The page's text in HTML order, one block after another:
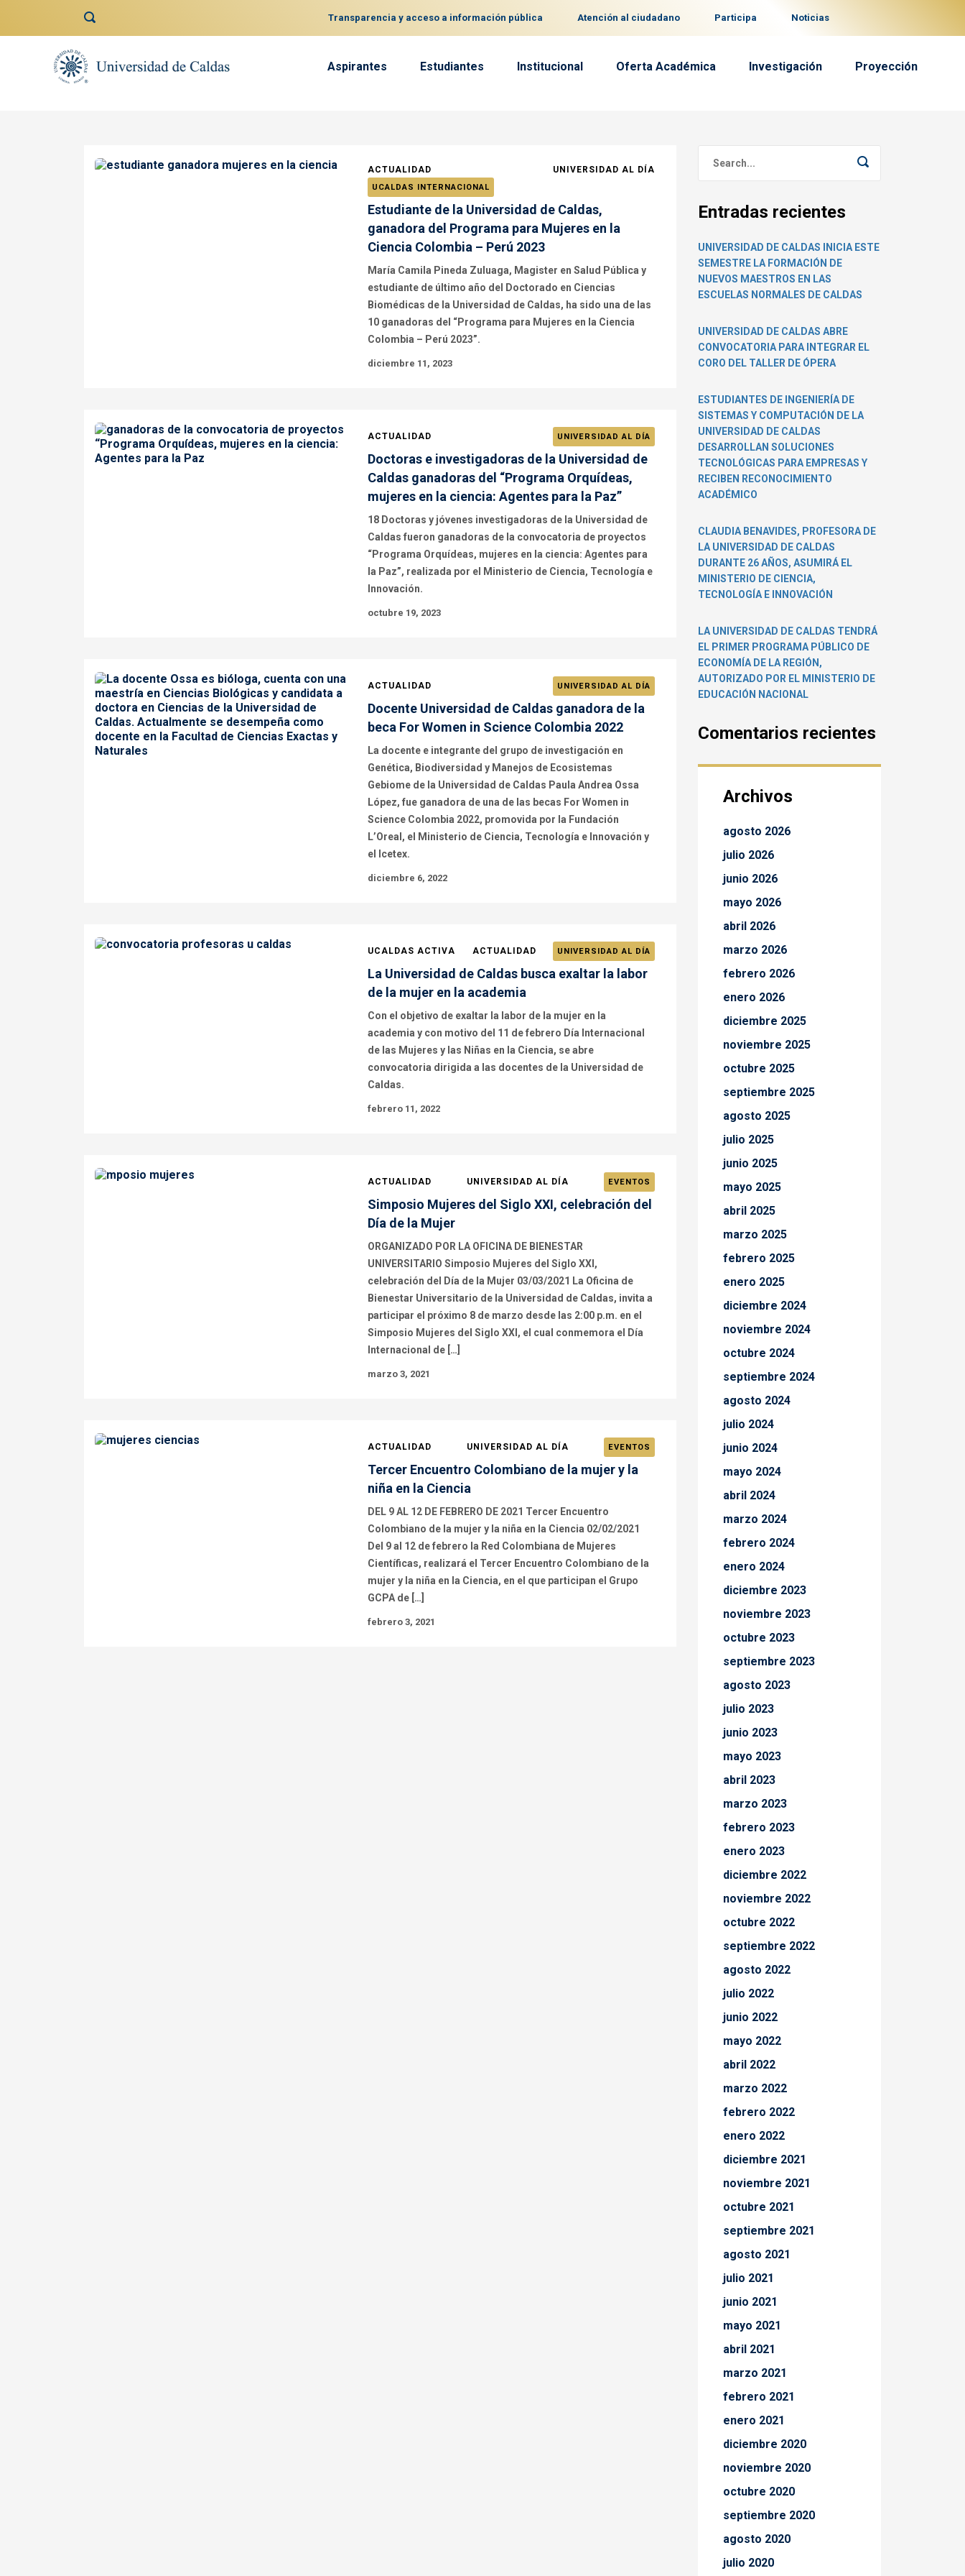
Transparencia y acceso a información pública Atención al ciudadano Participa Noticias
Aspirantes Estudiantes Institucional Oferta Académica Investigación Proyección
ACTUALIDAD UNIVERSIDAD AL DÍA
UCALDAS INTERNACIONAL
Estudiante de la Universidad de Caldas,
ganadora del Programa para Mujeres en la
Ciencia Colombia – Perú 2023
María Camila Pineda Zuluaga, Magister en Salud Pública y
estudiante de último año del Doctorado en Ciencias
Biomédicas de la Universidad de Caldas, ha sido una de las
10 ganadoras del “Programa para Mujeres en la Ciencia
Colombia – Perú 2023”.
diciembre 11, 2023
ACTUALIDAD UNIVERSIDAD AL DÍA
Doctoras e investigadoras de la Universidad de
Caldas ganadoras del “Programa Orquídeas,
mujeres en la ciencia: Agentes para la Paz”
18 Doctoras y jóvenes investigadoras de la Universidad de
Caldas fueron ganadoras de la convocatoria de proyectos
“Programa Orquídeas, mujeres en la ciencia: Agentes para
la Paz”, realizada por el Ministerio de Ciencia, Tecnología e
Innovación.
octubre 19, 2023
ACTUALIDAD UNIVERSIDAD AL DÍA
Docente Universidad de Caldas ganadora de la
beca For Women in Science Colombia 2022
La docente e integrante del grupo de investigación en
Genética, Biodiversidad y Manejos de Ecosistemas
Gebiome de la Universidad de Caldas Paula Andrea Ossa
López, fue ganadora de una de las becas For Women in
Science Colombia 2022, promovida por la Fundación
L’Oreal, el Ministerio de Ciencia, Tecnología e Innovación y
el Icetex.
diciembre 6, 2022
UCALDAS ACTIVA ACTUALIDAD UNIVERSIDAD AL DÍA
La Universidad de Caldas busca exaltar la labor
de la mujer en la academia
Con el objetivo de exaltar la labor de la mujer en la
academia y con motivo del 11 de febrero Día Internacional
de las Mujeres y las Niñas en la Ciencia, se abre
convocatoria dirigida a las docentes de la Universidad de
Caldas.
febrero 11, 2022
ACTUALIDAD UNIVERSIDAD AL DÍA EVENTOS
Simposio Mujeres del Siglo XXI, celebración del
Día de la Mujer
ORGANIZADO POR LA OFICINA DE BIENESTAR
UNIVERSITARIO Simposio Mujeres del Siglo XXI,
celebración del Día de la Mujer 03/03/2021 La Oficina de
Bienestar Universitario de la Universidad de Caldas, invita a
participar el próximo 8 de marzo desde las 2:00 p.m. en el
Simposio Mujeres del Siglo XXI, el cual conmemora el Día
Internacional de […]
marzo 3, 2021
ACTUALIDAD UNIVERSIDAD AL DÍA EVENTOS
Tercer Encuentro Colombiano de la mujer y la
niña en la Ciencia
DEL 9 AL 12 DE FEBRERO DE 2021 Tercer Encuentro
Colombiano de la mujer y la niña en la Ciencia 02/02/2021
Del 9 al 12 de febrero la Red Colombiana de Mujeres
Científicas, realizará el Tercer Encuentro Colombiano de la
mujer y la niña en la Ciencia, en el que participan el Grupo
GCPA de […]
febrero 3, 2021
Entradas recientes
UNIVERSIDAD DE CALDAS INICIA ESTE
SEMESTRE LA FORMACIÓN DE
NUEVOS MAESTROS EN LAS
ESCUELAS NORMALES DE CALDAS
UNIVERSIDAD DE CALDAS ABRE
CONVOCATORIA PARA INTEGRAR EL
CORO DEL TALLER DE ÓPERA
ESTUDIANTES DE INGENIERÍA DE
SISTEMAS Y COMPUTACIÓN DE LA
UNIVERSIDAD DE CALDAS
DESARROLLAN SOLUCIONES
TECNOLÓGICAS PARA EMPRESAS Y
RECIBEN RECONOCIMIENTO
ACADÉMICO
CLAUDIA BENAVIDES, PROFESORA DE
LA UNIVERSIDAD DE CALDAS
DURANTE 26 AÑOS, ASUMIRÁ EL
MINISTERIO DE CIENCIA,
TECNOLOGÍA E INNOVACIÓN
LA UNIVERSIDAD DE CALDAS TENDRÁ
EL PRIMER PROGRAMA PÚBLICO DE
ECONOMÍA DE LA REGIÓN,
AUTORIZADO POR EL MINISTERIO DE
EDUCACIÓN NACIONAL
Comentarios recientes
Archivos
agosto 2026
julio 2026
junio 2026
mayo 2026
abril 2026
marzo 2026
febrero 2026
enero 2026
diciembre 2025
noviembre 2025
octubre 2025
septiembre 2025
agosto 2025
julio 2025
junio 2025
mayo 2025
abril 2025
marzo 2025
febrero 2025
enero 2025
diciembre 2024
noviembre 2024
octubre 2024
septiembre 2024
agosto 2024
julio 2024
junio 2024
mayo 2024
abril 2024
marzo 2024
febrero 2024
enero 2024
diciembre 2023
noviembre 2023
octubre 2023
septiembre 2023
agosto 2023
julio 2023
junio 2023
mayo 2023
abril 2023
marzo 2023
febrero 2023
enero 2023
diciembre 2022
noviembre 2022
octubre 2022
septiembre 2022
agosto 2022
julio 2022
junio 2022
mayo 2022
abril 2022
marzo 2022
febrero 2022
enero 2022
diciembre 2021
noviembre 2021
octubre 2021
septiembre 2021
agosto 2021
julio 2021
junio 2021
mayo 2021
abril 2021
marzo 2021
febrero 2021
enero 2021
diciembre 2020
noviembre 2020
octubre 2020
septiembre 2020
agosto 2020
julio 2020